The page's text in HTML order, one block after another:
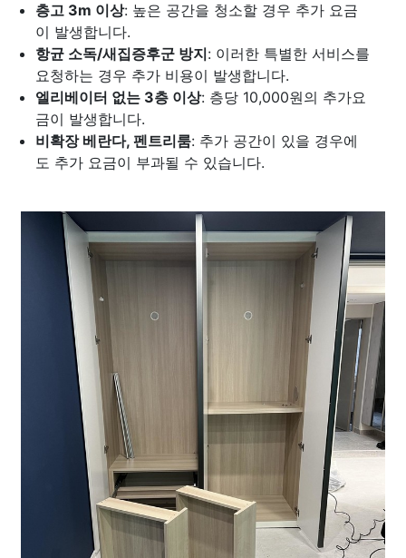
층고 3m 이상: 높은 공간을 청소할 경우 추가 요금
이 발생합니다.
항균 소독/새집증후군 방지: 이러한 특별한 서비스를
요청하는 경우 추가 비용이 발생합니다.
엘리베이터 없는 3층 이상: 층당 10,000원의 추가요
금이 발생합니다.
비확장 베란다, 펜트리룸: 추가 공간이 있을 경우에
도 추가 요금이 부과될 수 있습니다.